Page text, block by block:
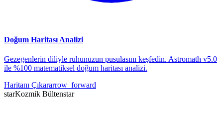
Doğum Haritası Analizi
Gezegenlerin diliyle ruhunuzun pusulasını keşfedin. Astromath v5.0
ile %100 matematiksel doğum haritası analizi.
Haritanı Çıkararrow_forward
starKozmik Bültenstar